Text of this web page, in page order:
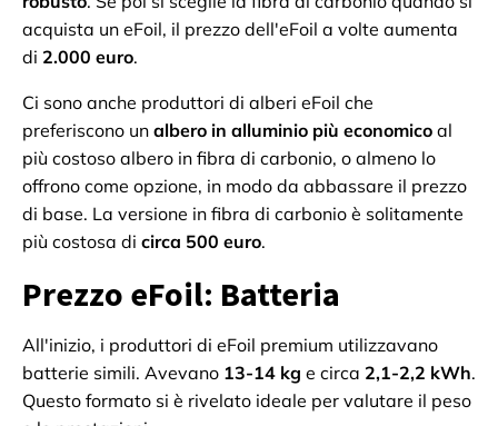
acquista un eFoil, il prezzo dell'eFoil a volte aumenta
di 2.000 euro.
Ci sono anche produttori di alberi eFoil che
preferiscono un albero in alluminio più economico al
più costoso albero in fibra di carbonio, o almeno lo
offrono come opzione, in modo da abbassare il prezzo
di base. La versione in fibra di carbonio è solitamente
più costosa di circa 500 euro.
Prezzo eFoil: Batteria
All'inizio, i produttori di eFoil premium utilizzavano
batterie simili. Avevano 13-14 kg e circa 2,1-2,2 kWh.
Questo formato si è rivelato ideale per valutare il peso